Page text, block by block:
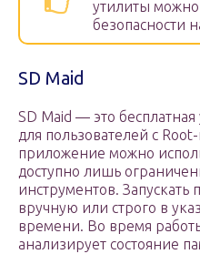
утилиты можно
безопасности
SD Maid
SD Maid — это
для пользователей с
приложение можно
доступно лишь
инструментов.
вручную или строго в
времени. Во время
анализирует состояние